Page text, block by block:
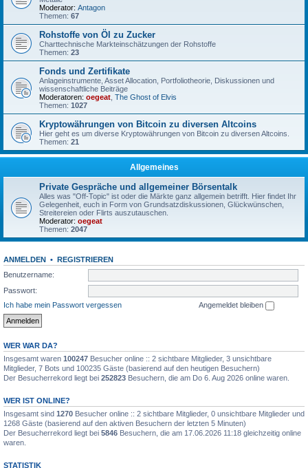
Moderator: Antagon
Themen: 67
Rohstoffe von Öl zu Zucker
Charttechnische Markteinschätzungen der Rohstoffe
Themen: 23
Fonds und Zertifikate
Anlageinstrumente, Asset Allocation, Portfoliotheorie, Diskussionen und
wissenschaftliche Beiträge
Moderatoren: oegeat The Ghost of Elvis
Themen: 1027
Kryptowährungen von Bitcoin zu diversen Altcoins
Hier geht es um diverse Kryptowährungen von Bitcoin zu diversen Altcoins.
Themen: 21
Allgemeines
Private Gespräche und allgemeiner Börsentalk
Alles was "Off-Topic" ist oder die Märkte ganz allgemein betrifft. Hier findet Ihr
Gelegenheit, euch in Form von Grundsatzdiskussionen, Glückwünschen,
Streitereien oder Flirts auszutauschen.
Moderator: oegeat
Themen: 2047
ANMELDEN • REGISTRIEREN
Benutzername:
Passwort:
Ich habe mein Passwort vergessen
Angemeldet bleiben
WER WAR DA?
Insgesamt waren 100247 Besucher online :: 2 sichtbare Mitglieder, 3 unsichtbare
Mitglieder, 7 Bots und 100235 Gäste (basierend auf den heutigen Besuchern)
Der Besucherrekord liegt bei 252823 Besuchern, die am Do 6. Aug 2026 online waren.
WER IST ONLINE?
Insgesamt sind 1270 Besucher online :: 2 sichtbare Mitglieder, 0 unsichtbare Mitglieder und
1268 Gäste (basierend auf den aktiven Besuchern der letzten 5 Minuten)
Der Besucherrekord liegt bei 5846 Besuchern, die am 17.06.2026 11:18 gleichzeitig online
waren.
STATISTIK